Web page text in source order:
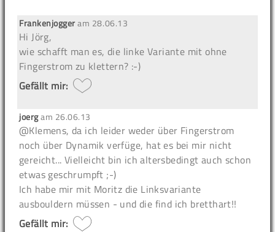
Frankenjoggeram 28.06.13
Hi Jörg,
wie schafft man es, die linke Variante mit ohne
Fingerstrom zu klettern? :-)
Gefällt mir:
joergam 26.06.13
@Klemens, da ich leider weder über Fingerstrom
noch über Dynamik verfüge, hat es bei mir nicht
gereicht... Vielleicht bin ich altersbedingt auch schon
etwas geschrumpft ;-)
Ich habe mir mit Moritz die Linksvariante
ausbouldern müssen - und die find ich bretthart!!
Gefällt mir: